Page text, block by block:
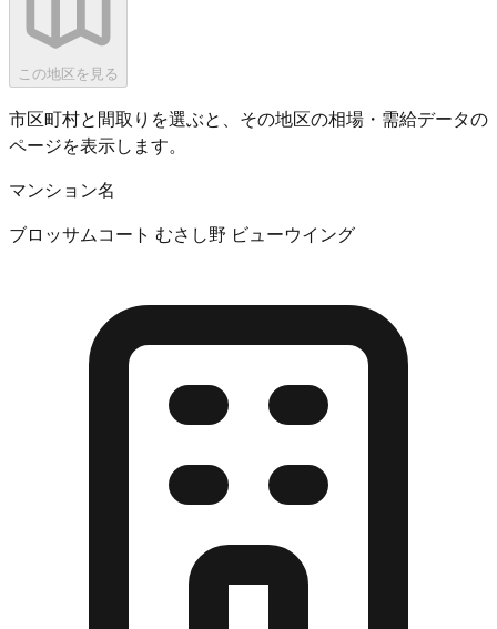
この地区を見る
市区町村と間取りを選ぶと、その地区の相場・需給データの
ページを表示します。
マンション名
ブロッサムコート むさし野 ビューウイング